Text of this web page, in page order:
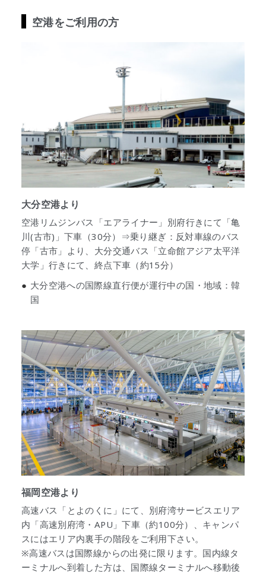
空港をご利用の方
大分空港より
空港リムジンバス「エアライナー」別府行きにて「亀
川(古市)」下車（30分）⇒乗り継ぎ：反対車線のバス
停「古市」より、大分交通バス「立命館アジア太平洋
大学」行きにて、終点下車（約15分）
● 大分空港への国際線直行便が運行中の国・地域：韓
国
福岡空港より
高速バス「とよのくに」にて、別府湾サービスエリア
内「高速別府湾・APU」下車（約100分）、キャンパ
スにはエリア内裏手の階段をご利用下さい。
※高速バスは国際線からの出発に限ります。国内線タ
ーミナルへ到着した方は、国際線ターミナルへ移動後